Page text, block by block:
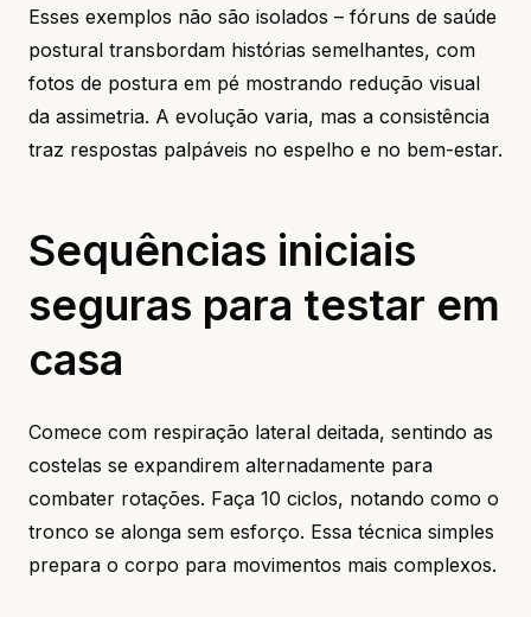
Esses exemplos não são isolados – fóruns de saúde
postural transbordam histórias semelhantes, com
fotos de postura em pé mostrando redução visual
da assimetria. A evolução varia, mas a consistência
traz respostas palpáveis no espelho e no bem-estar.
Sequências iniciais
seguras para testar em
casa
Comece com respiração lateral deitada, sentindo as
costelas se expandirem alternadamente para
combater rotações. Faça 10 ciclos, notando como o
tronco se alonga sem esforço. Essa técnica simples
prepara o corpo para movimentos mais complexos.